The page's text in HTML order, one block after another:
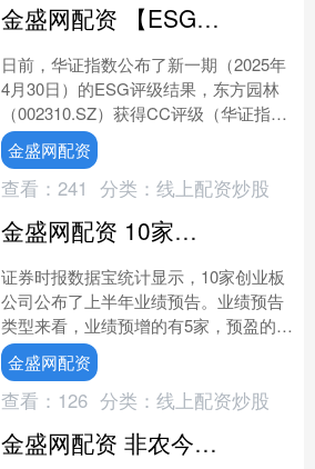
金盛网配资 【ESG动态】东方园林（002310.SZ）获华证指数ESG最新评级CC，行业排名第90
日前，华证指数公布了新一期（2025年
4月30日）的ESG评级结果，东方园林
（002310.SZ）获得CC评级（华证指数
评级为C起至AAA九档，C为最低档，
AA....
金盛网配资
查看： 241 分类： 线上配资炒股
金盛网配资 10家创业板公司上半年业绩亮相
证券时报数据宝统计显示，10家创业板
公司公布了上半年业绩预告。业绩预告
类型来看，业绩预增的有5家，预盈的有
1家，预降的有1家，预亏的有1家。 创
业板上半年业绩预....
金盛网配资
查看： 126 分类： 线上配资炒股
金盛网配资 非农今晚重磅来袭！特朗普政策冲击显现，美国就业市场恐“亮红灯”